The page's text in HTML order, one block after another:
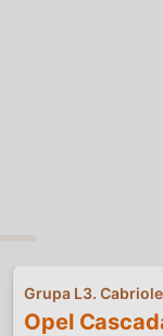
Opel
Grupa L3.